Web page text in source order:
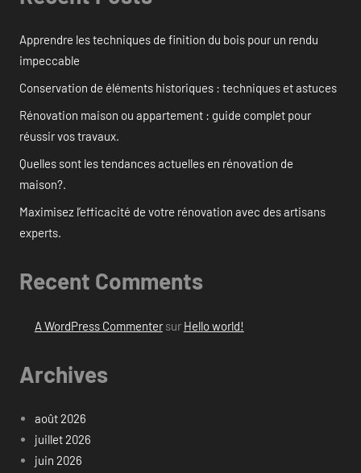
Apprendre les techniques de finition du bois pour un rendu
impeccable
Conservation de éléments historiques : techniques et astuces
Rénovation maison ou appartement : guide complet pour
réussir vos travaux.
Quelles sont les tendances actuelles en rénovation de
maison?.
Maximisez l’efficacité de votre rénovation avec des artisans
experts.
Recent Comments
A WordPress Commentersur Hello world!
Archives
août 2026
juillet 2026
juin 2026